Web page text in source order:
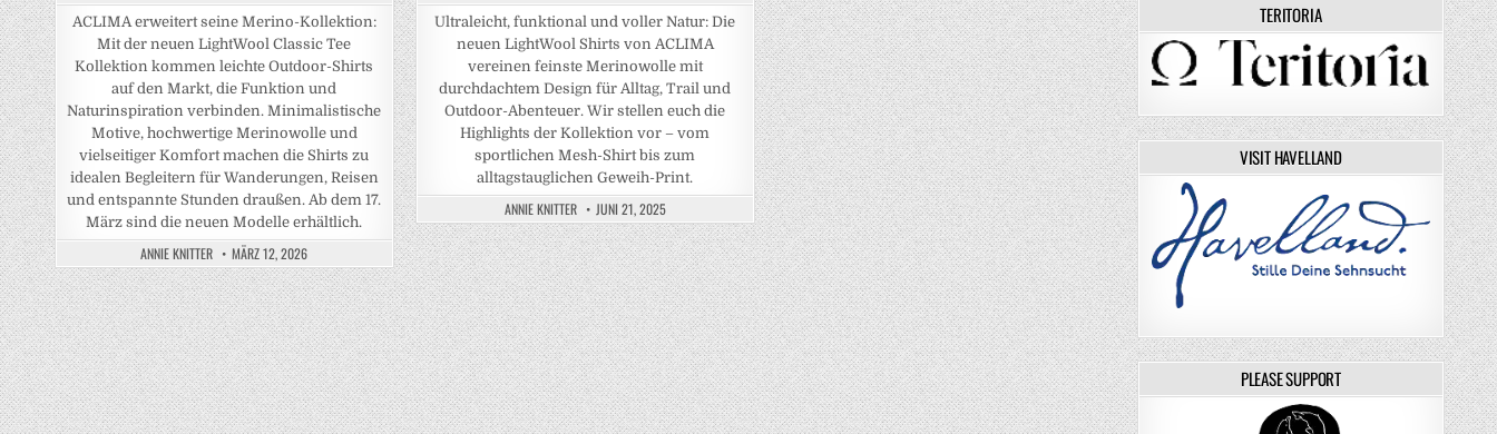
ACLIMA erweitert seine Merino-Kollektion:
Mit der neuen LightWool Classic Tee
Kollektion kommen leichte Outdoor-Shirts
auf den Markt, die Funktion und
Naturinspiration verbinden. Minimalistische
Motive, hochwertige Merinowolle und
vielseitiger Komfort machen die Shirts zu
idealen Begleitern für Wanderungen, Reisen
und entspannte Stunden draußen. Ab dem 17.
März sind die neuen Modelle erhältlich.
ANNIE KNITTER MÄRZ 12, 2026
Ultraleicht, funktional und voller Natur: Die
neuen LightWool Shirts von ACLIMA
vereinen feinste Merinowolle mit
durchdachtem Design für Alltag, Trail und
Outdoor-Abenteuer. Wir stellen euch die
Highlights der Kollektion vor – vom
sportlichen Mesh-Shirt bis zum
alltagstauglichen Geweih-Print.
ANNIE KNITTER JUNI 21, 2025
TERITORIA
VISIT HAVELLAND
PLEASE SUPPORT